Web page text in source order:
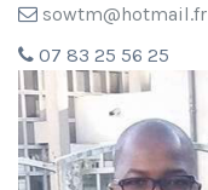
sowtm@hotmail.fr
07 83 25 56 25